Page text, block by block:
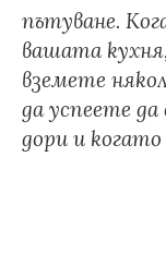
пътуване.
вашата
вземете
да успеете
дори и